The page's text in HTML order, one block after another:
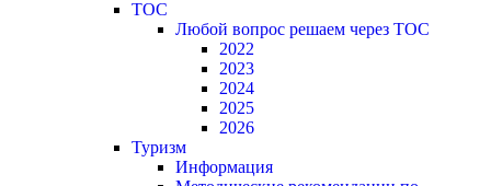
ТОС
Любой вопрос решаем через ТОС
2022
2023
2024
2025
2026
Туризм
Информация